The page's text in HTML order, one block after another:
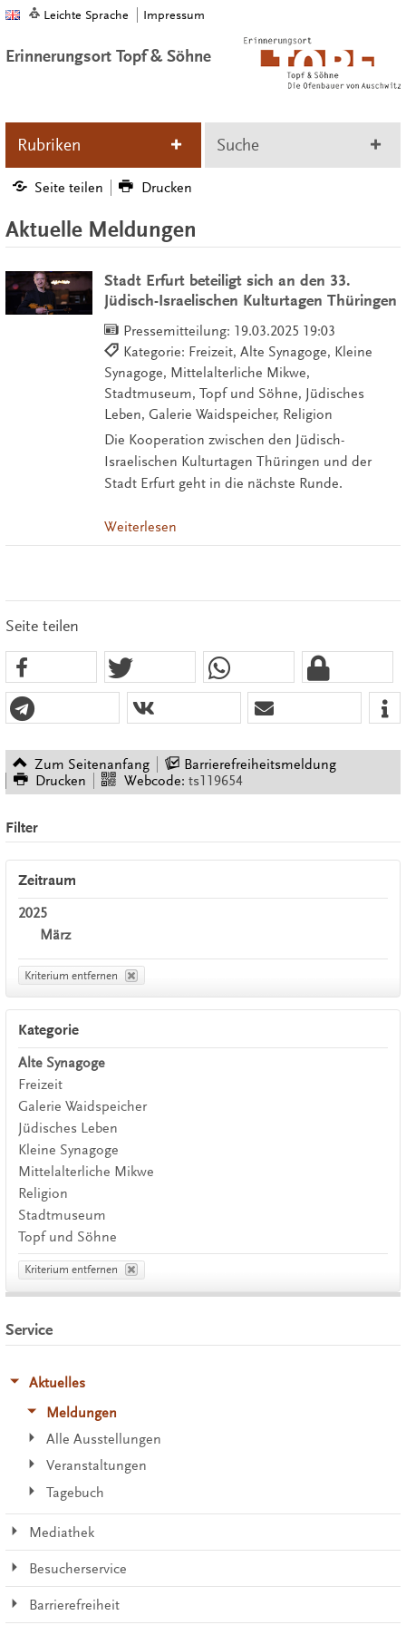
Leichte Sprache Impressum
Erinnerungsort Topf & Söhne
Rubriken Suche
Seite teilen Drucken
Aktuelle Meldungen
Stadt Erfurt beteiligt sich an den 33.
Jüdisch-Israelischen Kulturtagen Thüringen
Pressemitteilung: 19.03.2025 19:03
Kategorie: Freizeit, Alte Synagoge, Kleine
Synagoge, Mittelalterliche Mikwe,
Stadtmuseum, Topf und Söhne, Jüdisches
Leben, Galerie Waidspeicher, Religion
Die Kooperation zwischen den Jüdisch-
Israelischen Kulturtagen Thüringen und der
Stadt Erfurt geht in die nächste Runde.
Weiterlesen
Seite teilen
Zum Seitenanfang
Barrierefreiheitsmeldung
Drucken
Webcode: ts119654
Filter
Zeitraum
2025
März
Kriterium entfernen
Kategorie
Alte Synagoge
Freizeit
Galerie Waidspeicher
Jüdisches Leben
Kleine Synagoge
Mittelalterliche Mikwe
Religion
Stadtmuseum
Topf und Söhne
Kriterium entfernen
Service
Aktuelles
Meldungen
Alle Ausstellungen
Veranstaltungen
Tagebuch
Mediathek
Besucherservice
Barrierefreiheit